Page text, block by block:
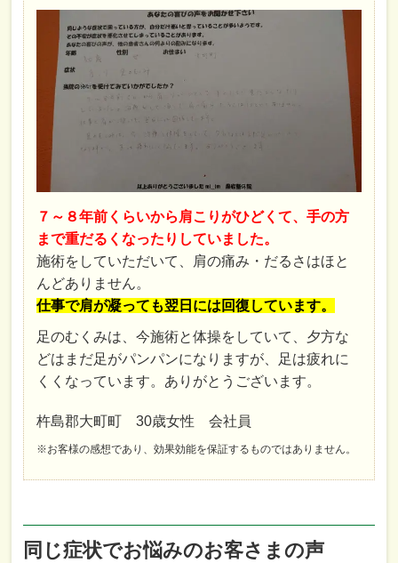
７～８年前くらいから肩こりがひどくて、手の方
まで重だるくなったりしていました。
施術をしていただいて、肩の痛み・だるさはほと
んどありません。
仕事で肩が凝っても翌日には回復しています。
足のむくみは、今施術と体操をしていて、夕方な
どはまだ足がパンパンになりますが、足は疲れに
くくなっています。ありがとうございます。
杵島郡大町町 30歳女性 会社員
※お客様の感想であり、効果効能を保証するものではありません。
同じ症状でお悩みのお客さまの声